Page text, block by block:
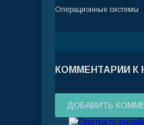
Операционные системы
КОММЕНТАРИИ К
ДОБАВИТЬ